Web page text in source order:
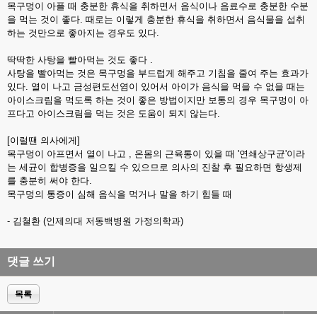
목구멍이 아플 때 충분한 휴식을 취하면서 음식이나 음료수로 충분한 수분
을 먹는 것이 좋다. 때로는 이렇게 충분한 휴식을 취하면서 음식물을 섭취
하는 것만으로 좋아지는 경우도 있다.
딱딱한 사탕을 빨아먹는 것도 좋다 .
사탕을 빨아먹는 것은 목구멍을 부드럽게 해주고 기침을 줄여 주는 효과가
있다. 열이 나고 금성편도선염이 있어서 아이가 음식을 먹을 수 없을 때는
아이스크림을 먹도록 하는 것이 좋은 방법이지만 보통의 경우 목구멍이 아
프다고 아이스크림을 먹는 것은 도움이 되지 않는다.
[이럴땐 의사에게]
목구멍이 아프면서 열이 나고 , 온몸의 근육통이 있을 때 '연쇄상구균'이라
는 세균이 합병증을 일으킬 수 있으므로 의사의 진찰 후 필요하면 항생제
를 충분히 써야 한다.
목구멍의 통증이 심해 음식을 먹거나 말을 하기 힘들 때
- 김철환 (인제의대 저동백병원 가정의학과)
댓글 쓰기
목록